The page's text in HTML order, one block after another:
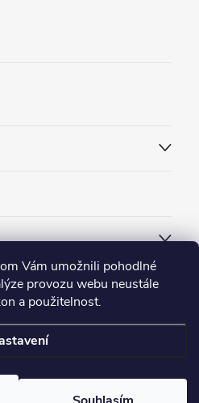
Vám umožnili pohodlné
provozu webu neustále
a použitelnost.
vyhovuje ?
cookies